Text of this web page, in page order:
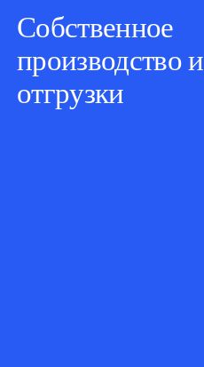
Собственное
производство и
отгрузки